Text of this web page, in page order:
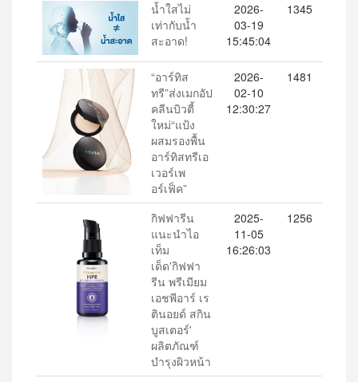
น้ำใสไม่
เท่ากับน้ำ
สะอาด!
2026-
03-19
15:45:04
1345
“อาร์ทิส
ทรี”ส่งเมกอัป
คลีนบิวตี้
ใหม่“แป้ง
ผสมรองพื้น
อาร์ทิสทรีเอ
เวอร์เพ
อร์เฟ็ค”
2026-
02-10
12:30:27
1481
กิฟฟารีน
แนะนำไอ
เท็ม
เด็ด'กิฟฟา
รีน พรีเมียม
เอชพีอาร์ เร
ตินอยด์ สกิน
บูสเตอร์'
ผลิตภัณฑ์
บำรุงผิวหน้า
2025-
11-05
16:26:03
1256